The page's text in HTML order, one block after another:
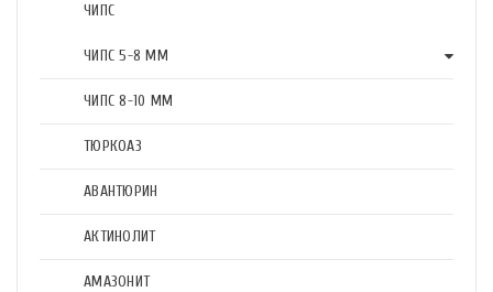
ЧИПС
ЧИПС 5-8 ММ
ЧИПС 8-10 ММ
ТЮРКОАЗ
АВАНТЮРИН
АКТИНОЛИТ
АМАЗОНИТ